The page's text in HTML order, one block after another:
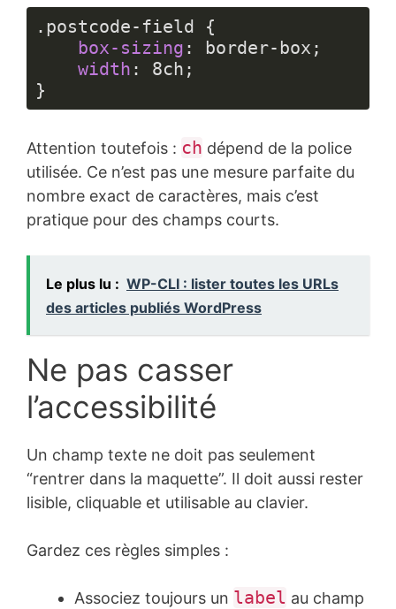
.postcode-field {
box-sizing : border-box;
width : 8ch ;
}
code :
CSS
(css)
Attention toutefois : ch dépend de la police
utilisée. Ce n’est pas une mesure parfaite du
nombre exact de caractères, mais c’est
pratique pour des champs courts.
Le plus lu : WP-CLI : lister toutes les URLs
des articles publiés WordPress
Ne pas casser
l’accessibilité
Un champ texte ne doit pas seulement
“rentrer dans la maquette”. Il doit aussi rester
lisible, cliquable et utilisable au clavier.
Gardez ces règles simples :
Associez toujours un label au champ